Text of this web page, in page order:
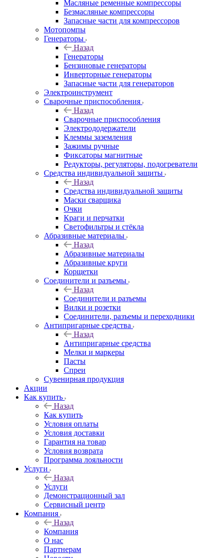
Масляные ременные компрессоры
Безмасляные компрессоры
Запасные части для компрессоров
Мотопомпы
Генераторы
Назад
Генераторы
Бензиновые генераторы
Инверторные генераторы
Запасные части для генераторов
Электроинструмент
Сварочные приспособления
Назад
Сварочные приспособления
Электрододержатели
Клеммы заземления
Зажимы ручные
Фиксаторы магнитные
Редукторы, регуляторы, подогреватели
Средства индивидуальной защиты
Назад
Средства индивидуальной защиты
Маски сварщика
Очки
Краги и перчатки
Светофильтры и стёкла
Абразивные материалы
Назад
Абразивные материалы
Абразивные круги
Корщетки
Соединители и разъемы
Назад
Соединители и разъемы
Вилки и розетки
Соединители, разъемы и переходники
Антипригарные средства
Назад
Антипригарные средства
Мелки и маркеры
Пасты
Спреи
Сувенирная продукция
Акции
Как купить
Назад
Как купить
Условия оплаты
Условия доставки
Гарантия на товар
Условия возврата
Программа лояльности
Услуги
Назад
Услуги
Демонстрационный зал
Сервисный центр
Компания
Назад
Компания
О нас
Партнерам